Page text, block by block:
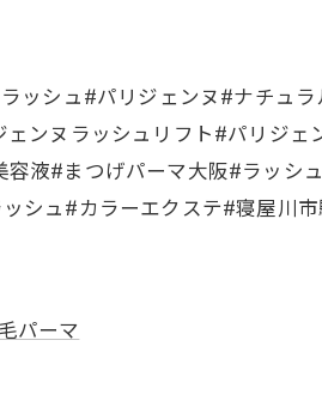
ッシュ#パリジェンヌ#ナチュ
ンヌラッシュリフト#パリジ
液#まつげパーマ大阪#ラッ
シュ#カラーエクステ#寝屋川
パーマ